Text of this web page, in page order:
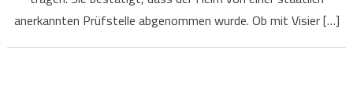
anerkannten Prüfstelle abgenommen wurde. Ob mit Visier […]